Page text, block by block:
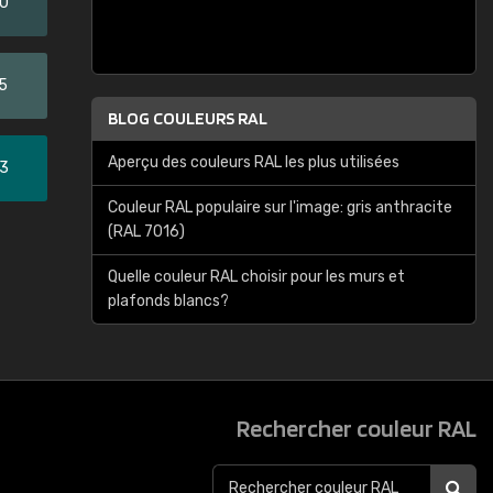
BLOG COULEURS RAL
Aperçu des couleurs RAL les plus utilisées
Couleur RAL populaire sur l'image: gris anthracite
(RAL 7016)
Quelle couleur RAL choisir pour les murs et
plafonds blancs?
Rechercher couleur RAL